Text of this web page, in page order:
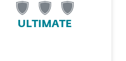
ULTIMATE